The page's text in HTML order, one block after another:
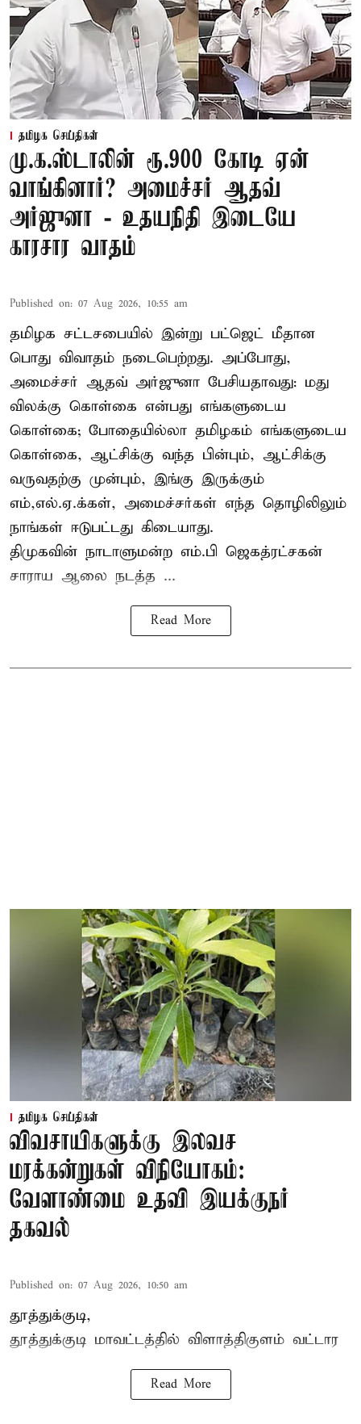
தமிழக செய்திகள்
மு.க.ஸ்டாலின் ரூ.900 கோடி ஏன்
வாங்கினார்? அமைச்சர் ஆதவ்
அர்ஜுனா - உதயநிதி இடையே
காரசார வாதம்
Published on: 07 Aug 2026, 10:55 am
தமிழக சட்டசபையில் இன்று பட்ஜெட் மீதான
பொது விவாதம் நடைபெற்றது. அப்போது,
அமைச்சர் ஆதவ் அர்ஜுனா பேசியதாவது: மது
விலக்கு கொள்கை என்பது எங்களுடைய
கொள்கை; போதையில்லா தமிழகம் எங்களுடைய
கொள்கை, ஆட்சிக்கு வந்த பின்பும், ஆட்சிக்கு
வருவதற்கு முன்பும், இங்கு இருக்கும்
எம்,எல்.ஏ.க்கள், அமைச்சர்கள் எந்த தொழிலிலும்
நாங்கள் ஈடுபட்டது கிடையாது.
திமுகவின் நாடாளுமன்ற எம்.பி ஜெகத்ரட்சகன்
சாராய ஆலை நடத்த ...
Read More
தமிழக செய்திகள்
விவசாயிகளுக்கு இலவச
மரக்கன்றுகள் விநியோகம்:
வேளாண்மை உதவி இயக்குநர்
தகவல்
Published on: 07 Aug 2026, 10:50 am
தூத்துக்குடி,
தூத்துக்குடி மாவட்டத்தில் விளாத்திகுளம் வட்டார
Read More